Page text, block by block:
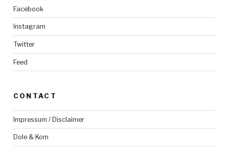
Facebook
Instagram
Twitter
Feed
CONTACT
Impressum / Disclaimer
Dole & Kom